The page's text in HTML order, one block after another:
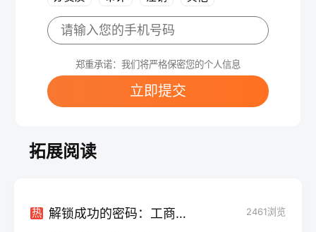
郑重承诺：我们将严格保密您的个人信息
立即提交
拓展阅读
热 解锁成功的密码：工商代办，您的企业运营关键 2461浏览